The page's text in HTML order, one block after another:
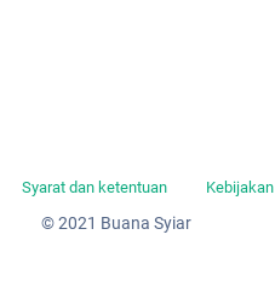
Syarat dan ketentuan Kebijakan
© 2021 Buana Syiar